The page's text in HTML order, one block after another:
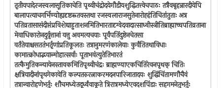
तृतीयपादेरजस्वलासूतिकाचेति पृथ्वीचंद्रोदयेगौडीयशुद्धितत्त्वेचपाठः तत्रैवबृहन्नारदीयेपि
बालापत्याचगर्भिण्योह्यदृष्टऋतवस्तथा रजस्वलाराजसुतेनारोह्हंतिचितांतुताः अत्र
पतिव्रतासासंदीप्तंप्रविशेद्याहुताशनमितिभारतादृग्वेदवादात्साध्वीस्त्रीतिब्राह्माच्चपतिव्रताना
मेवाधिकारोनदुर्वृत्तानां यत्तु अवमत्यचयाः पूर्वंपतिंदुष्टेनचेतसा
वर्तंतेयाश्चसततंभर्तृणांप्रतिकूलतः तत्रानुमरणंकालेयाः कुर्वंतितथाविधाः
कामात्क्रोधाद्भयान्मोहात्सर्वाः पूताभवंत्युतेतिभारतं
तत्कैमुतिकन्यायेनस्तावकमितिपृथ्वीचंद्रः ब्राह्मण्याएकचितिरेवनपृथक् चितिः
क्षत्रियादीनांपृथगेकावेति कल्पतरुरत्नाकरमदनपारिजातादयः शुद्धिंचिंतामणौचैवं
तत्रान्वारोहणेभर्तुः शौचमध्येतदूर्ध्वंवाकृते त्रिरात्रमध्येएवदशपिंडाः सहगमनेतुभर्तुः